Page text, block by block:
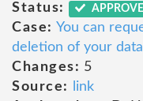
Status:
Case: You can
deletion of your data
Changes: 5
Source:
link